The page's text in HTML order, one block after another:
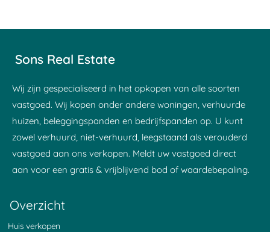
Sons Real Estate
Wij zijn gespecialiseerd in het opkopen van alle soorten
vastgoed. Wij kopen onder andere woningen, verhuurde
huizen, beleggingspanden en bedrijfspanden op. U kunt
zowel verhuurd, niet-verhuurd, leegstaand als verouderd
vastgoed aan ons verkopen. Meldt uw vastgoed direct
aan voor een gratis & vrijblijvend bod of waardebepaling.
Overzicht
Huis verkopen